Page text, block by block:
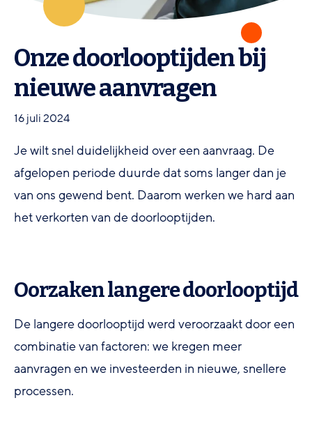
Onze doorlooptijden bij
nieuwe aanvragen
16 juli 2024
Je wilt snel duidelijkheid over een aanvraag. De
afgelopen periode duurde dat soms langer dan je
van ons gewend bent. Daarom werken we hard aan
het verkorten van de doorlooptijden.
Oorzaken langere doorlooptijd
De langere doorlooptijd werd veroorzaakt door een
combinatie van factoren: we kregen meer
aanvragen en we investeerden in nieuwe, snellere
processen.